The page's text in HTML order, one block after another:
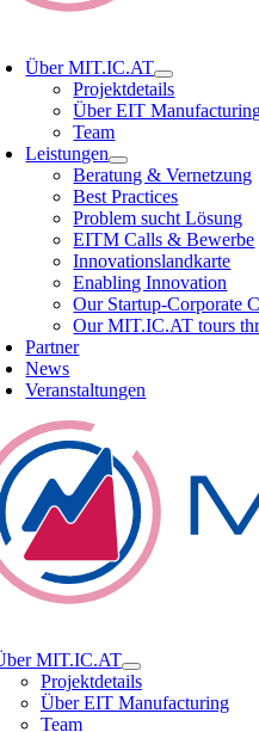
Über MIT.IC.AT
Projektdetails
Über EIT
Team
Leistungen
Beratung & Vernetzung
Best Practices
Problem sucht Lösung
EITM Calls & Bewerbe
Innovationslandkarte
Enabling Innovation
Our Startup-Corporate
Our MIT.IC.AT tours
Partner
News
Veranstaltungen
MIT.IC.AT
Projektdetails
Über EIT Manufacturing
Team